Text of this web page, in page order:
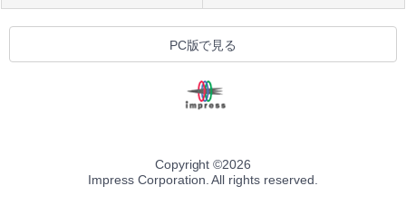
PC版で見る
Copyright ©2026
Impress Corporation. All rights reserved.